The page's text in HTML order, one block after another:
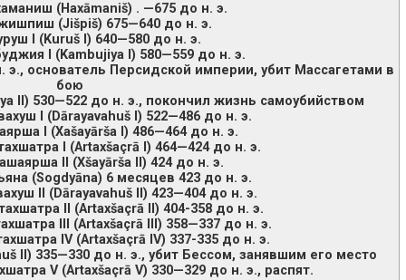
(Haxāmaniš) . —675 до н. э.
(Jišpiš) 675—640 до н. э.
I (Kuruš I) 640—580 до н. э.
I (Kambujiya I) 580—559 до н. э.
э., основатель Персидской империи, убит Массагетами в
бою
II) 530—522 до н. э., покончил жизнь самоубийством
I (Dārayavahuš I) 522—486 до н. э.
I (Xašayārša I) 486—464 до н. э.
I (Artaxšaçrā I) 464—424 до н. э.
II (Xšayārša II) 424 до н. э.
(Sogdyāna) 6 месяцев 423 до н. э.
II (Dārayavahuš II) 423—404 до н. э.
II (Artaxšaçrā II) 404-358 до н. э.
III (Artaxšaçrā III) 358—337 до н. э.
IV (Artaxšaçrā IV) 337-335 до н. э.
II) 335—330 до н. э., убит Бессом, занявшим его место
V (Artaxšaçrā V) 330—329 до н. э., распят.